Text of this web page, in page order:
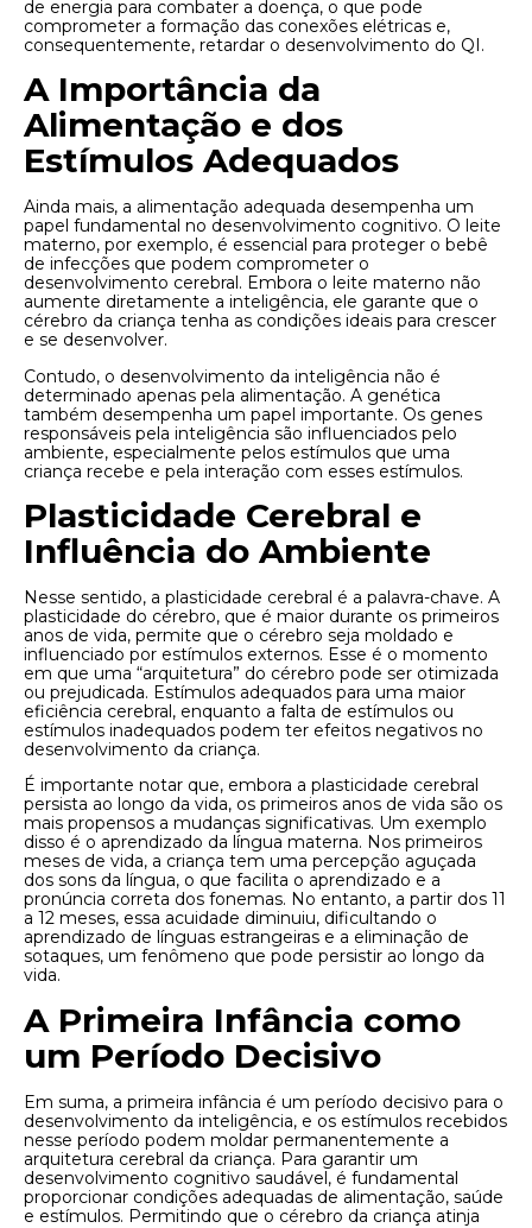
de energia para combater a doença, o que pode
comprometer a formação das conexões elétricas e,
consequentemente, retardar o desenvolvimento do QI.
A Importância da
Alimentação e dos
Estímulos Adequados
Ainda mais, a alimentação adequada desempenha um
papel fundamental no desenvolvimento cognitivo. O leite
materno, por exemplo, é essencial para proteger o bebê
de infecções que podem comprometer o
desenvolvimento cerebral. Embora o leite materno não
aumente diretamente a inteligência, ele garante que o
cérebro da criança tenha as condições ideais para crescer
e se desenvolver.
Contudo, o desenvolvimento da inteligência não é
determinado apenas pela alimentação. A genética
também desempenha um papel importante. Os genes
responsáveis ​​pela inteligência são influenciados pelo
ambiente, especialmente pelos estímulos que uma
criança recebe e pela interação com esses estímulos.
Plasticidade Cerebral e
Influência do Ambiente
Nesse sentido, a plasticidade cerebral é a palavra-chave. A
plasticidade do cérebro, que é maior durante os primeiros
anos de vida, permite que o cérebro seja moldado e
influenciado por estímulos externos. Esse é o momento
em que uma “arquitetura” do cérebro pode ser otimizada
ou prejudicada. Estímulos adequados para uma maior
eficiência cerebral, enquanto a falta de estímulos ou
estímulos inadequados podem ter efeitos negativos no
desenvolvimento da criança.
É importante notar que, embora a plasticidade cerebral
persista ao longo da vida, os primeiros anos de vida são os
mais propensos a mudanças significativas. Um exemplo
disso é o aprendizado da língua materna. Nos primeiros
meses de vida, a criança tem uma percepção aguçada
dos sons da língua, o que facilita o aprendizado e a
pronúncia correta dos fonemas. No entanto, a partir dos 11
a 12 meses, essa acuidade diminuiu, dificultando o
aprendizado de línguas estrangeiras e a eliminação de
sotaques, um fenômeno que pode persistir ao longo da
vida.
A Primeira Infância como
um Período Decisivo
Em suma, a primeira infância é um período decisivo para o
desenvolvimento da inteligência, e os estímulos recebidos
nesse período podem moldar permanentemente a
arquitetura cerebral da criança. Para garantir um
desenvolvimento cognitivo saudável, é fundamental
proporcionar condições adequadas de alimentação, saúde
e estímulos. Permitindo que o cérebro da criança atinja